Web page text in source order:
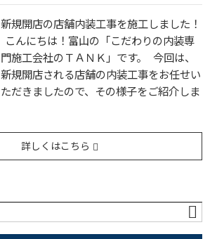
新規開店の店舗内装工事を施工しました！
こんにちは！富山の「こだわりの内装専
門施工会社のＴＡＮＫ」です。 今回は、
新規開店される店舗の内装工事をお任せい
ただきましたので、その様子をご紹介しま
詳しくはこちら